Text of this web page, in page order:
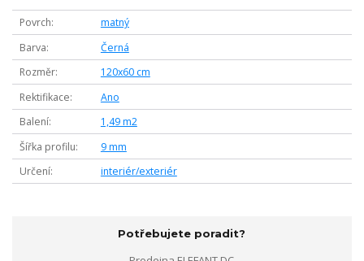
Povrch
matný
Barva
Černá
Rozměr
120x60 cm
Rektifikace
Ano
Balení
1,49 m2
Šířka profilu
9 mm
Určení
interiér/exteriér
Potřebujete poradit?